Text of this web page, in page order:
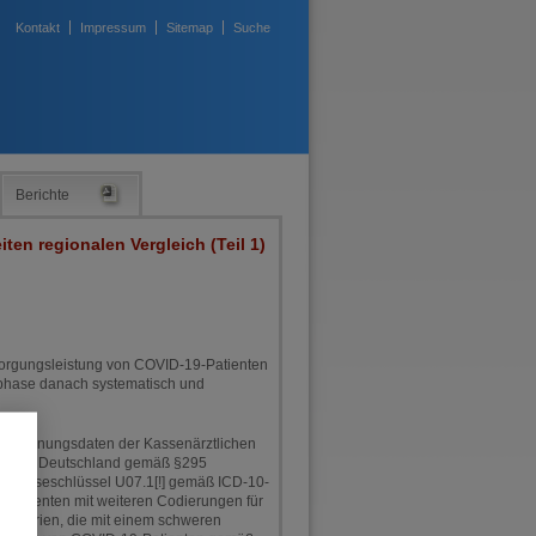
Suche
Sitemap
Impressum
Kontakt
Berichte
regionalen Vergleich (Teil 1)
von COVID-19-Patienten
danach systematisch und
der Kassenärztlichen
in Deutschland gemäß §295
U07.1[!] gemäß ICD-10-
Patienten mit weiteren Codierungen für
die mit einem schweren